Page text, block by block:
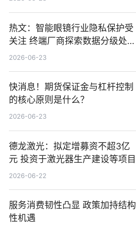
热文：智能眼镜行业隐私保护受
关注 终端厂商探索数据分级处理
等方案
2026-06-23
快消息！期货保证金与杠杆控制
的核心原则是什么？
2026-06-23
德龙激光：拟定增募资不超3亿
元 投资于激光器生产建设等项目
2026-06-22
服务消费韧性凸显 政策加持结构
性机遇